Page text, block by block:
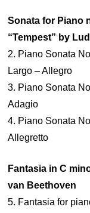
Sonata for Piano
“Tempest” by
2. Piano Sonata
Largo – Allegro
3. Piano Sonata
Adagio
4. Piano Sonata
Allegretto
Fantasia in C
van Beethoven
5. Fantasia for